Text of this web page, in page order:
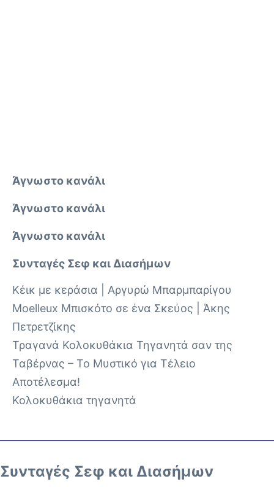
Άγνωστο κανάλι
Άγνωστο κανάλι
Άγνωστο κανάλι
Συνταγές Σεφ και Διασήμων
Κέικ με κεράσια | Αργυρώ Μπαρμπαρίγου
Moelleux Μπισκότο σε ένα Σκεύος | Άκης
Πετρετζίκης
Τραγανά Κολοκυθάκια Τηγανητά σαν της
Ταβέρνας – Το Μυστικό για Τέλειο
Αποτέλεσμα!
Κολοκυθάκια τηγανητά
Συνταγές Σεφ και Διασήμων